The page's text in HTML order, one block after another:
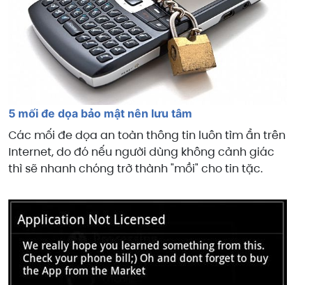
5 mối đe dọa bảo mật nên lưu tâm
Các mối đe dọa an toàn thông tin luôn tìm ẩn trên
Internet, do đó nếu người dùng không cảnh giác
thì sẽ nhanh chóng trở thành "mồi" cho tin tặc.